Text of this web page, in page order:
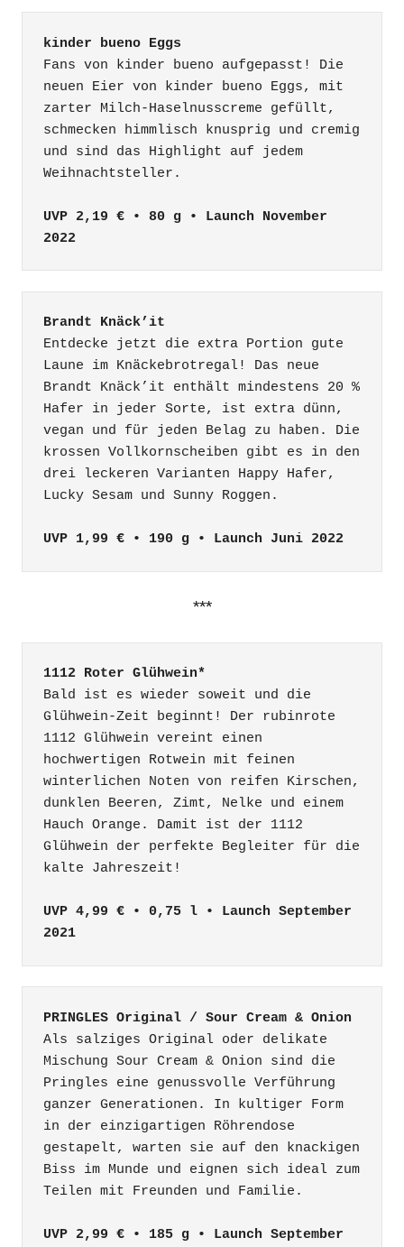
kinder bueno Eggs
Fans von kinder bueno aufgepasst! Die
neuen Eier von kinder bueno Eggs, mit
zarter Milch-Haselnusscreme gefüllt,
schmecken himmlisch knusprig und cremig
und sind das Highlight auf jedem
Weihnachtsteller.
UVP 2,19 € • 80 g • Launch November
2022
Brandt Knäck’it
Entdecke jetzt die extra Portion gute
Laune im Knäckebrotregal! Das neue
Brandt Knäck’it enthält mindestens 20 %
Hafer in jeder Sorte, ist extra dünn,
vegan und für jeden Belag zu haben. Die
krossen Vollkornscheiben gibt es in den
drei leckeren Varianten Happy Hafer,
Lucky Sesam und Sunny Roggen.
UVP 1,99 € • 190 g • Launch Juni 2022
***
1112 Roter Glühwein*
Bald ist es wieder soweit und die
Glühwein-Zeit beginnt! Der rubinrote
1112 Glühwein vereint einen
hochwertigen Rotwein mit feinen
winterlichen Noten von reifen Kirschen,
dunklen Beeren, Zimt, Nelke und einem
Hauch Orange. Damit ist der 1112
Glühwein der perfekte Begleiter für die
kalte Jahreszeit!
UVP 4,99 € • 0,75 l • Launch September
2021
PRINGLES Original / Sour Cream & Onion
Als salziges Original oder delikate
Mischung Sour Cream & Onion sind die
Pringles eine genussvolle Verführung
ganzer Generationen. In kultiger Form
in der einzigartigen Röhrendose
gestapelt, warten sie auf den knackigen
Biss im Munde und eignen sich ideal zum
UVP 2,99 € • 185 g • Launch September